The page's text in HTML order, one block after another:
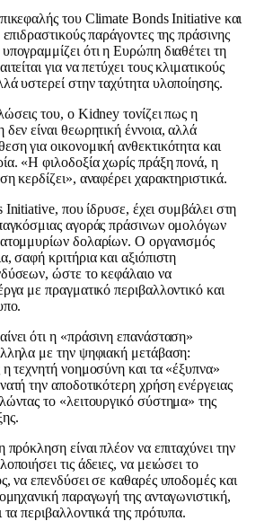
του Climate Bonds Initiative και
παράγοντες της πράσινης
ότι η Ευρώπη διαθέτει τη
για να πετύχει τους κλιματικούς
υστερεί στην ταχύτητα υλοποίησης.
του, ο Kidney τονίζει πως η
δεν είναι θεωρητική έννοια, αλλά
για οικονομική ανθεκτικότητα και
«Η φιλοδοξία χωρίς πράξη πονά, η
κερδίζει», αναφέρει χαρακτηριστικά.
που ίδρυσε, έχει συμβάλει στη
αγοράς πράσινων ομολόγων
δολαρίων. Ο οργανισμός
σαφή κριτήρια και αξιόπιστη
ώστε το κεφάλαιο να
με πραγματικό περιβαλλοντικό και
ότι η «πράσινη επανάσταση»
με την ψηφιακή μετάβαση:
η τεχνητή νοημοσύνη και τα «έξυπνα»
την αποδοτικότερη χρήση ενέργειας
το «λειτουργικό σύστημα» της
είναι πλέον να επιταχύνει την
τις άδειες, να μειώσει το
να επενδύσει σε καθαρές υποδομές και
παραγωγή της ανταγωνιστική,
τα περιβαλλοντικά της πρότυπα.